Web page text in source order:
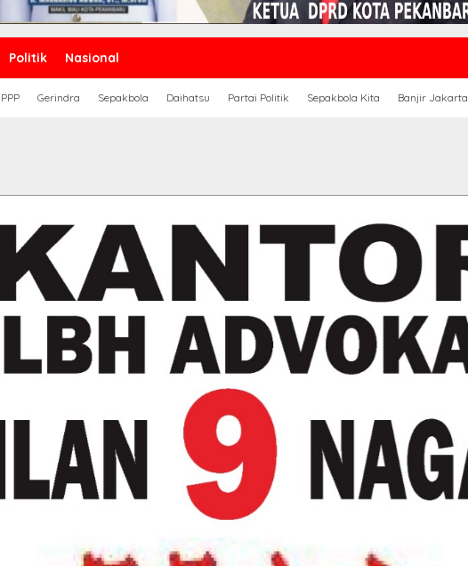
Politik Nasional
PPP Gerindra Sepakbola Daihatsu Partai Politik Sepakbola Kita Banjir Jakarta